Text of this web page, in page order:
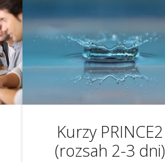
Kurzy PRINCE2
(rozsah 2-3 dni)